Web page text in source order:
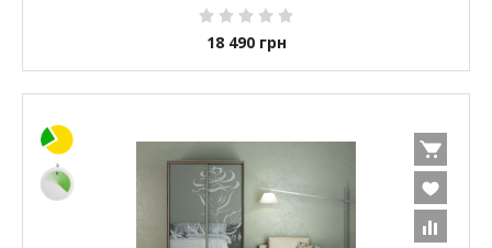
18 490 грн